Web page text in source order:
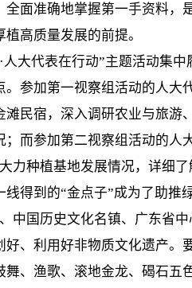
全面准确地掌握第一手资料，
高质量发展的前提。
人大代表在行动”主题活动集
参加第一视察组活动的人大
滩民宿，深入调研农业与旅
而参加第二视察组活动的人
力种植基地发展情况，详细
得到的“金点子”成为了助推
中国历史文化名镇、广东省
好、利用好非物质文化遗产
舞、渔歌、滚地金龙、碣石